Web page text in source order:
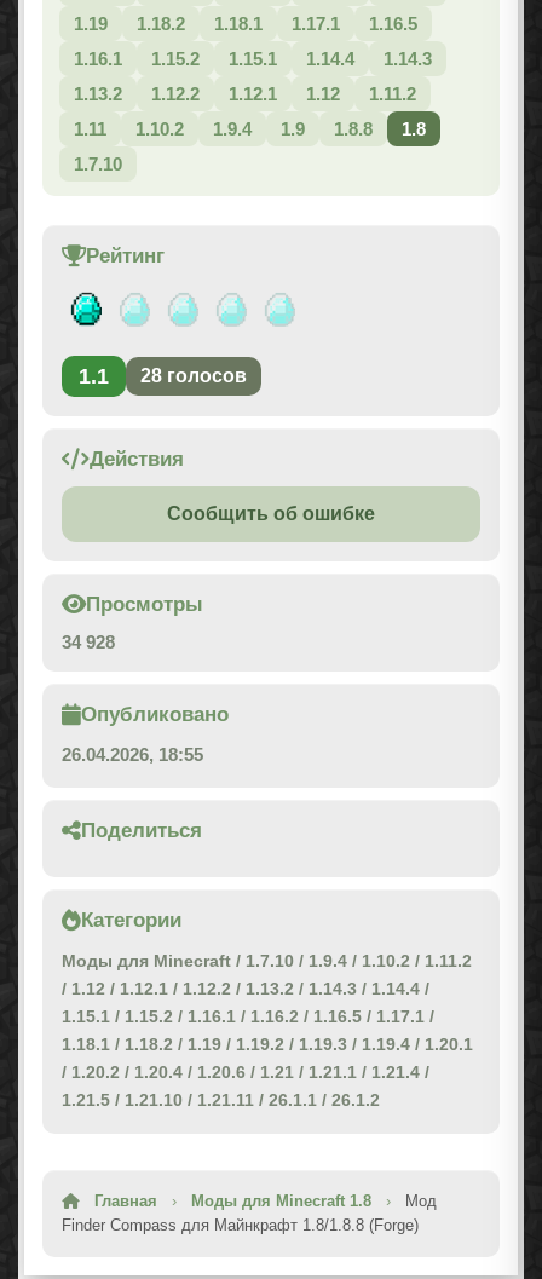
1.19
1.18.2 1.18.1 1.17.1
1.16.5
1.16.1
1.15.2 1.15.1 1.14.4
1.14.3
1.13.2
1.12.2 1.12.1 1.12
1.11.2
1.11
1.10.2 1.9.4 1.9 1.8.8
1.8
1.7.10
Рейтинг
1.1 28 голосов
Действия
Сообщить об ошибке
Просмотры
34 928
Опубликовано
26.04.2026, 18:55
Поделиться
Категории
Моды для Minecraft / 1.7.10 / 1.9.4 / 1.10.2 / 1.11.2
/ 1.12 / 1.12.1 / 1.12.2 / 1.13.2 / 1.14.3 / 1.14.4 /
1.15.1 / 1.15.2 / 1.16.1 / 1.16.2 / 1.16.5 / 1.17.1 /
1.18.1 / 1.18.2 / 1.19 / 1.19.2 / 1.19.3 / 1.19.4 / 1.20.1
/ 1.20.2 / 1.20.4 / 1.20.6 / 1.21 / 1.21.1 / 1.21.4 /
1.21.5 / 1.21.10 / 1.21.11 / 26.1.1 / 26.1.2
Главная › Моды для Minecraft 1.8 ›
Мод
Finder Compass для Майнкрафт 1.8/1.8.8 (Forge)